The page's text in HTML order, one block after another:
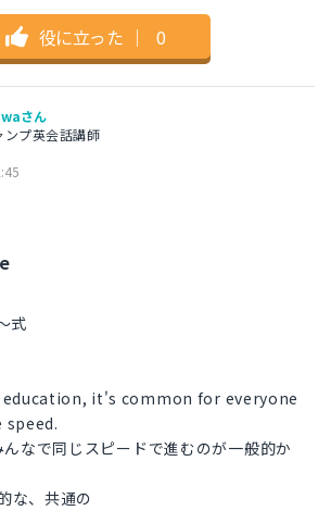
役に立った ｜ 0
さん
ンプ英会話講師
式
education, it's common for everyone
なで同じスピードで進むのが一般的か
な、共通の